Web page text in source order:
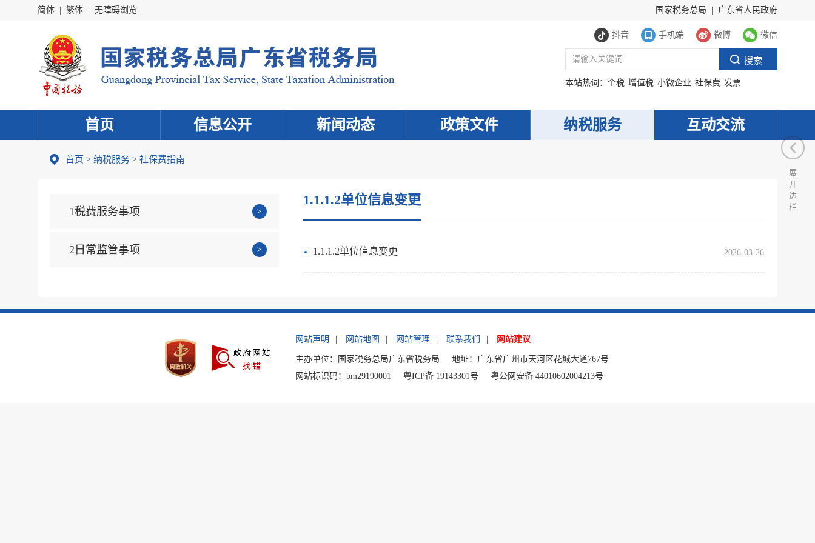
简体 繁体 无障碍浏览 国家税务总局 广东省人民政府
抖音 手机端 微博 微信
本站热词： 个税 增值税 小微企业 社保费 发票
首页 信息公开 新闻动态 政策文件 纳税服务 互动交流
首页 > 纳税服务 > 社保费指南
1税费服务事项
2日常监管事项
1.1.1.2单位信息变更
1.1.1.2单位信息变更 2026-03-26
网站声明 网站地图 网站管理 联系我们 网站建议
主办单位：国家税务总局广东省税务局
地址：广东省广州市天河区花城大道767号
网站标识码：bm29190001
粤ICP备 19143301号 粤公网安备 44010602004213号
展
开
边
栏
微信